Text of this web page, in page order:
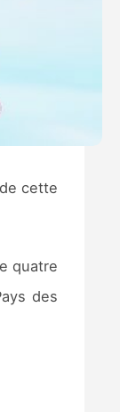
cette
quatre
des